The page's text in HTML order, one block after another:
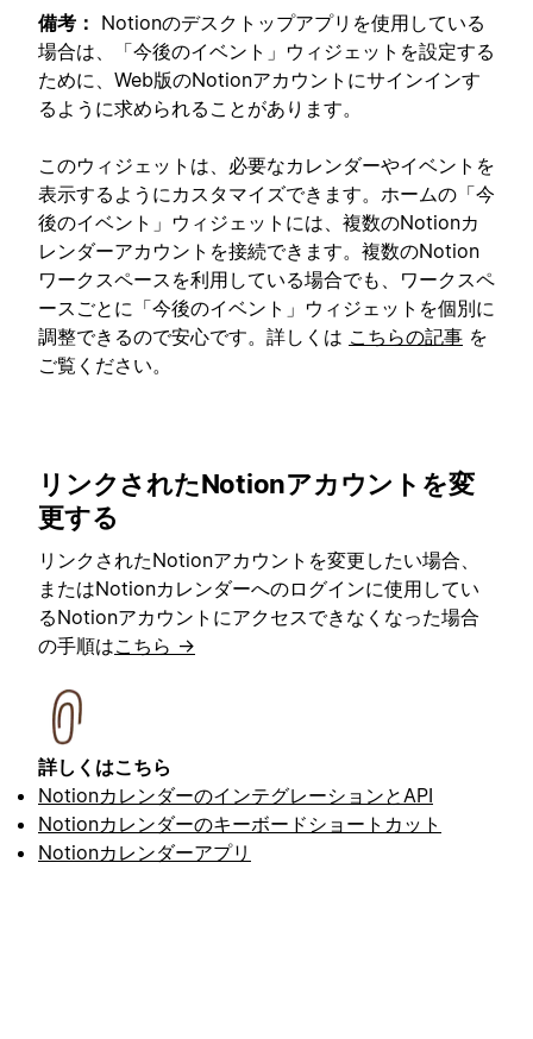
備考： Notionのデスクトップアプリを使用している
場合は、「今後のイベント」ウィジェットを設定する
ために、Web版のNotionアカウントにサインインす
るように求められることがあります。
このウィジェットは、必要なカレンダーやイベントを
表示するようにカスタマイズできます。ホームの「今
後のイベント」ウィジェットには、複数のNotionカ
レンダーアカウントを接続できます。複数のNotion
ワークスペースを利用している場合でも、ワークスペ
ースごとに「今後のイベント」ウィジェットを個別に
調整できるので安心です。詳しくは こちらの記事 を
ご覧ください。
リンクされたNotionアカウントを変
更する
リンクされたNotionアカウントを変更したい場合、
またはNotionカレンダーへのログインに使用してい
るNotionアカウントにアクセスできなくなった場合
の手順はこちら →
詳しくはこちら
NotionカレンダーのインテグレーションとAPI
Notionカレンダーのキーボードショートカット
Notionカレンダーアプリ